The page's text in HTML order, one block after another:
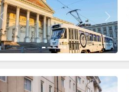
Indietro Avanti